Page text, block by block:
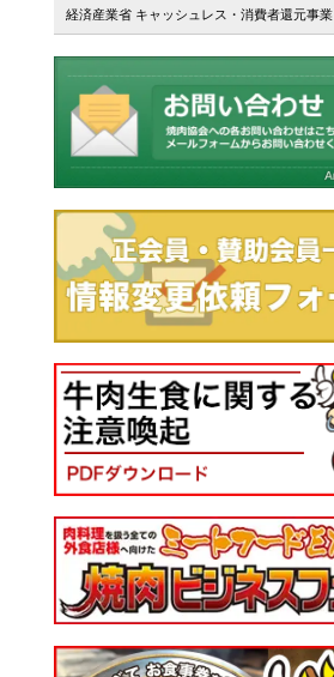
経済産業省 キャッシュレス・消費者還元事業